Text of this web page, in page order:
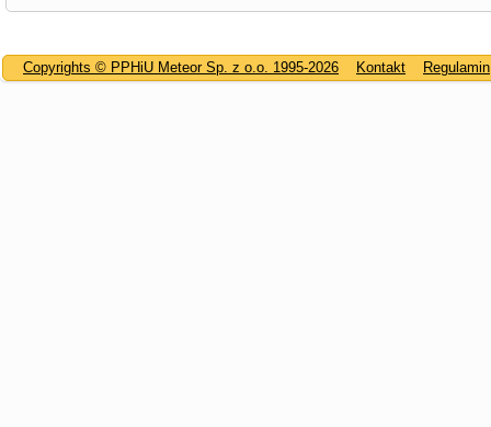
Copyrights © PPHiU Meteor Sp. z o.o. 1995-2026 Kontakt Regulamin